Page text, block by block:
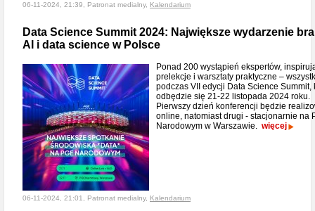
06-11-2024, 21:39, Patronat medialny, Kalendarium
Data Science Summit 2024: Największe wydarzenie
AI i data science w Polsce
Ponad 200 wystąpień ekspertów,
prelekcje i warsztaty praktyczne –
podczas VII edycji Data Science Summit,
odbędzie się 21-22 listopada 2024 roku.
Pierwszy dzień konferencji będzie
online, natomiast drugi - stacjonarnie na
Narodowym w Warszawie. więcej
06-11-2024, 21:01, Patronat medialny, Kalendarium